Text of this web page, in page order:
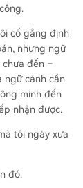
cố gắng định
nhưng ngữ
đến –
ngữ cảnh cần
minh đến
nhận được.
tôi ngày xưa
đó.